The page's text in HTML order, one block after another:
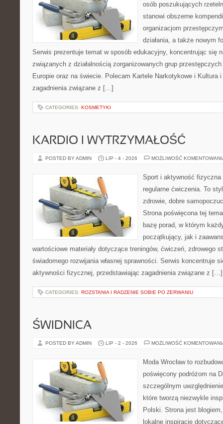
osób poszukujących
stanowi obszerne
organizacjom
działania, a także nowym
Serwis prezentuje temat w sposób edukacyjny, koncentrując się
związanych z działalnością zorganizowanych grup
Europie oraz na świecie. Polecam Kartele Narkotykowe i Kultura
zagadnienia związane z […]
CATEGORIES: KOSMETYKI
KARDIO I WYTRZYMAŁOŚĆ
POSTED BY ADMIN LIP - 4 - 2026 MOŻLIWOŚĆ
Sport i aktywność
regularne ćwiczenia. To
zdrowie, dobre
Strona poświęcona tej
bazę porad, w którym
początkujący, jak i
wartościowe materiały dotyczące treningów, ćwiczeń, zdrowego
świadomego rozwijania własnej sprawności. Serwis koncentruje
aktywności fizycznej, przedstawiając zagadnienia związane z […]
CATEGORIES: ROZSTANIA I RADZENIE SOBIE PO ZERWANIU
ŚWIDNICA
POSTED BY ADMIN LIP - 2 - 2026 MOŻLIWOŚĆ
Moda Wrocław to
poświęcony podróżom na
szczególnym
które tworzą niezwykle
Polski. Strona jest
lokalne inspiracje